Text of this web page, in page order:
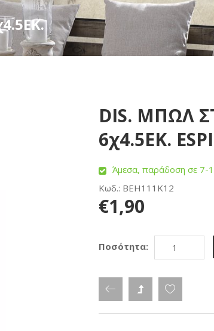
DIS. ΜΠΩΛ
6χ4.5ΕΚ.
Άμεσα, παράδοση σε 7-
Κωδ.: BEH111K12
€1,90
Ποσότητα: